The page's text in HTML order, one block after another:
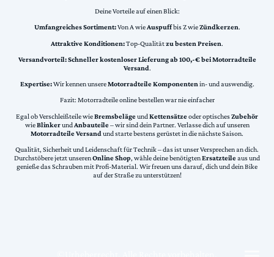
Deine Vorteile auf einen Blick:
Umfangreiches Sortiment:Von A wieAuspuffbis Z wieZündkerzen.
Attraktive Konditionen:Top-Qualitätzu besten Preisen.
Versandvorteil:Schneller kostenloser Lieferung ab 100,-€ bei Motorradteile
Versand.
Expertise:Wir kennen unsereMotorradteile Komponentenin- und auswendig.
Fazit: Motorradteile online bestellen war nie einfacher
Egal ob Verschleißteile wieBremsbelägeundKettensätzeoder optischesZubehör
wieBlinkerundAnbauteile– wir sind dein Partner. Verlasse dich auf unseren
Motorradteile Versand und starte bestens gerüstet in die nächste Saison.
Qualität, Sicherheit und Leidenschaft für Technik – das ist unser Versprechen an dich.
Durchstöbere jetzt unserenOnline Shop, wähle deine benötigtenErsatzteileaus und
genieße das Schrauben mit Profi-Material. Wir freuen uns darauf, dich und dein Bike
auf der Straße zu unterstützen!